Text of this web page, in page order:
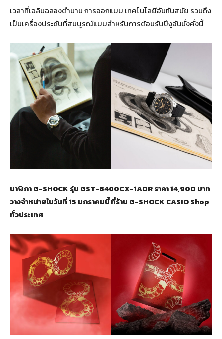
เวลาที่เฉลิมฉลองตำนาน การออกแบบ เทคโนโลยีอันทันสมัย รวมถึง
เป็นเครื่องประดับที่สมบูรณ์แบบสำหรับการต้อนรับปีงูอันมั่งคั่งนี้
นาฬิกาG-SHOCK รุ่น GST-B400CX-1ADR ราคา 14,900 บาท
วางจำหน่ายในวันที่ 15 มกราคมนี้ ที่ร้าน G-SHOCK CASIO Shop
ทั่วประเทศ